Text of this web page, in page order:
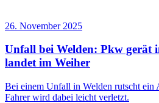
26. November 2025
Unfall bei Welden: Pkw gerät
landet im Weiher
Bei einem Unfall in Welden rutscht ein
Fahrer wird dabei leicht verletzt.